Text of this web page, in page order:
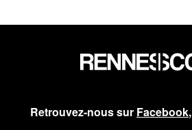
Retrouvez-nous sur Facebook,